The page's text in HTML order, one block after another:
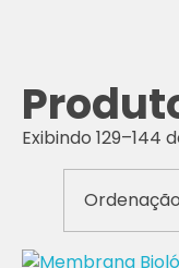
Exibindo 129–144